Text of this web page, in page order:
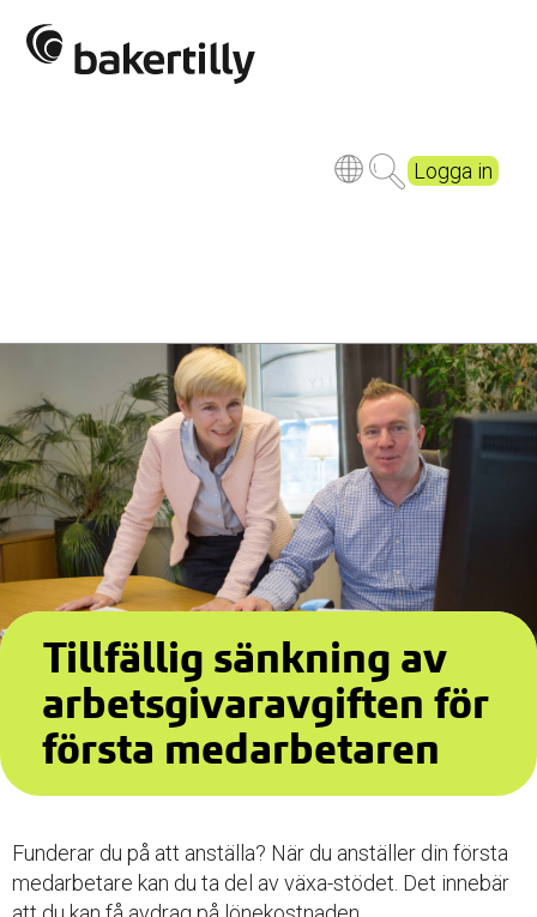
Logga in
Tillfällig sänkning av
arbetsgivaravgiften för
första medarbetaren
Funderar du på att anställa? När du anställer din första
medarbetare kan du ta del av växa-stödet. Det innebär